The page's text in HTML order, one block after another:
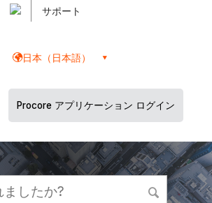
サポート
日本（日本語）
Procore アプリケーション ログイン